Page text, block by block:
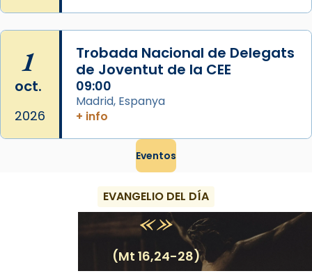
1
oct.
2026
Trobada Nacional de Delegats
de Joventut de la CEE
09:00
Madrid, Espanya
+ info
Eventos
EVANGELIO DEL DÍA
(Mt 16,24-28)